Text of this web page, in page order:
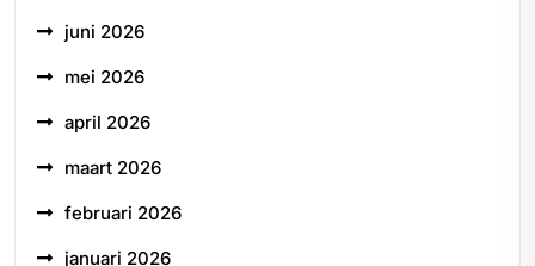
juni 2026
mei 2026
april 2026
maart 2026
februari 2026
januari 2026